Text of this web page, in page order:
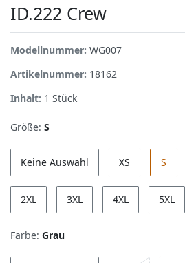
ID.222 Crew
Modellnummer: WG007
Artikelnummer: 18162
Inhalt: 1 Stück
Größe: S
Keine Auswahl XS S
2XL 3XL 4XL 5XL
Farbe: Grau